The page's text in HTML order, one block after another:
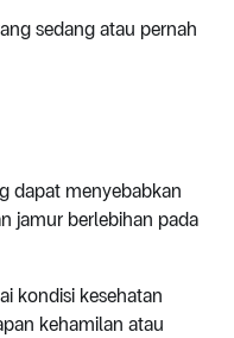
sedang atau pernah
dapat menyebabkan
jamur berlebihan pada
kondisi kesehatan
kehamilan atau